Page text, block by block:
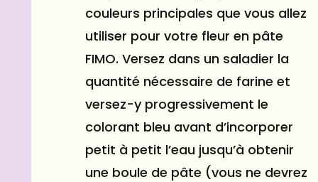
couleurs principales que vous allez
utiliser pour votre fleur en pâte
FIMO. Versez dans un saladier la
quantité nécessaire de farine et
versez-y progressivement le
colorant bleu avant d’incorporer
petit à petit l’eau jusqu’à obtenir
une boule de pâte (vous ne devrez